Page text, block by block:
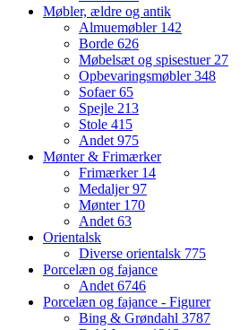
Møbler, ældre og antik
Almuemøbler 142
Borde 626
Møbelsæt og spisestuer 27
Opbevaringsmøbler348
Sofaer65
Spejle 213
Stole 415
Andet 975
Mønter & Frimærker
Frimærker 14
Medaljer97
Mønter 170
Andet 63
Orientalsk
Diverse orientalsk 775
Porcelæn og fajance
Andet 6746
Porcelæn og fajance - Figurer
Bing & Grøndahl 3787